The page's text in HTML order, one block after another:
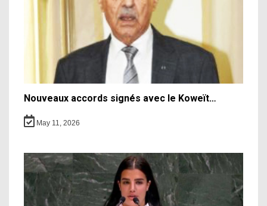
Nouveaux accords signés avec le Koweït…
May 11, 2026